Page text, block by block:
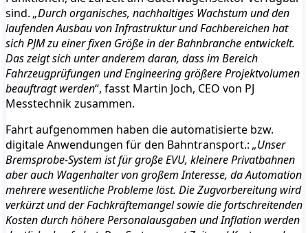
sind. „Durch organisches, nachhaltiges Wachstum und den
laufenden Ausbau von Infrastruktur und Fachbereichen hat
sich PJM zu einer fixen Größe in der Bahnbranche entwickelt.
Das zeigt sich unter anderem daran, dass im Bereich
Fahrzeugprüfungen und Engineering größere Projektvolumen
beauftragt werden“, fasst Martin Joch, CEO von PJ
Messtechnik zusammen.
Fahrt aufgenommen haben die automatisierte bzw.
digitale Anwendungen für den Bahntransport.: „Unser
Bremsprobe-System ist für große EVU, kleinere Privatbahnen
aber auch Wagenhalter von großem Interesse, da Automation
mehrere wesentliche Probleme löst. Die Zugvorbereitung wird
verkürzt und der Fachkräftemangel sowie die fortschreitenden
Kosten durch höhere Personalausgaben und Inflation werden